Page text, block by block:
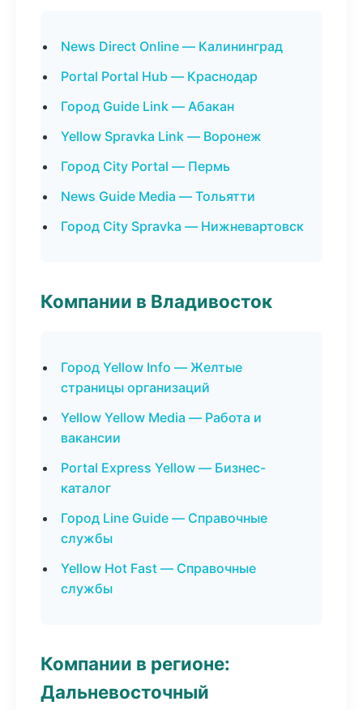
News Direct Online — Калининград
Portal Portal Hub — Краснодар
Город Guide Link — Абакан
Yellow Spravka Link — Воронеж
Город City Portal — Пермь
News Guide Media — Тольятти
Город City Spravka — Нижневартовск
Компании в Владивосток
Город Yellow Info — Желтые
страницы организаций
Yellow Yellow Media — Работа и
вакансии
Portal Express Yellow — Бизнес-
каталог
Город Line Guide — Справочные
службы
Yellow Hot Fast — Справочные
службы
Компании в регионе:
Дальневосточный